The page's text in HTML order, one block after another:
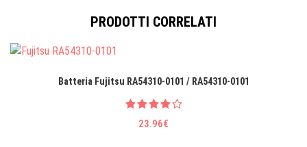
PRODOTTI CORRELATI
Batteria Fujitsu RA54310-0101 / RA54310-0101
23.96€